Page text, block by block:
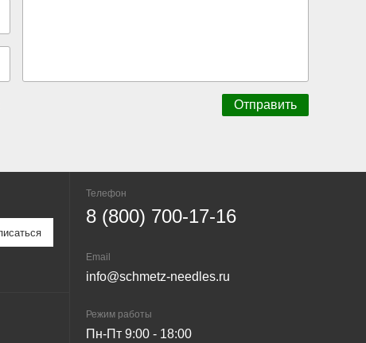
Телефон
8 (800) 700-17-16
Email
info@schmetz-needles.ru
Режим работы
Пн-Пт 9:00 - 18:00